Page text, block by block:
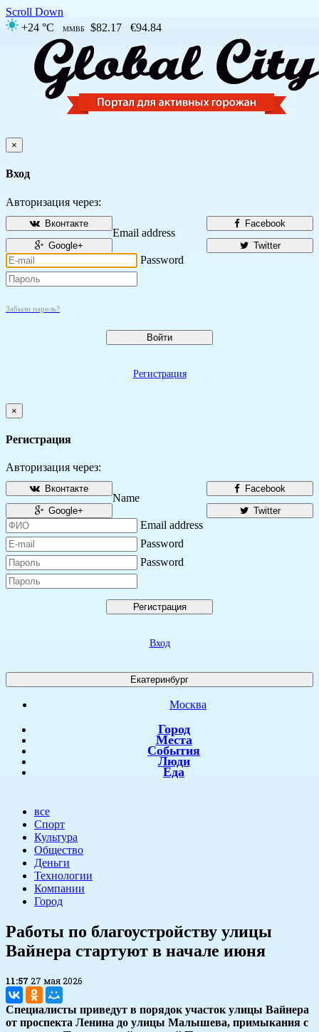
Scroll Down
+24 °C
ММВБ $82.17 €94.84
×
Вход
Авторизация через:
Facebook
Вконтакте
Twitter
Google+
Email address
Password
Забыли пароль?
Войти
Регистрация
×
Регистрация
Авторизация через:
Facebook
Вконтакте
Twitter
Google+
Name
Email address
Password
Password
Регистрация
Вход
Екатеринбург
Москва
Город
Места
События
Люди
Еда
все
Спорт
Культура
Общество
Деньги
Технологии
Компании
Город
​Работы по благоустройству улицы
Вайнера стартуют в начале июня
11:57 27 мая 2026
Специалисты приведут в порядок участок улицы Вайнера
от проспекта Ленина до улицы Малышева, примыкания с